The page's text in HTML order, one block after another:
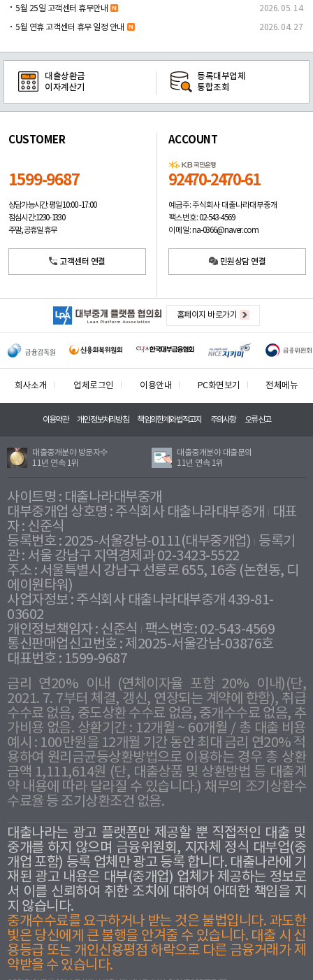
5월 25일 고객센터 휴무안내 2026. 05. 14
5월 연휴 고객센터 휴무 일정 안내 2026. 04. 27
대출상환금
이자계산기
등록대부업체
통합조회
CUSTOMER
1599-9687
상담가능시간: 평일10:00 -17:00
점심시간: 12:30 - 13:30
주말, 공휴일 휴무
고객센터 연결
ACCOUNT
92470-2470-61
예금주: 주식회사 대출나라대부중개
팩스번호: 02-543-4569
이메일: na-0366@naver.com
민원상담 연결
홈페이지 바로가기
회사소개 업체로그인 이용안내 PC화면보기 전체메뉴
이용약관 개인정보처리방침 책임의한계와법적고지 주의사항 오류신고
대출중개분야 방문자수
11년 연속 1위
대출중개분야 대출문의
11년 연속 1위
사이트명 : 대출나라대부중개
대부중개업 상호명 : 주식회사 대출나라대부중개
대표
자 : 신준식
등록번호 : 2025-서울강남-0111(대부중개업) 등록기
관 : 서울 강남구 지역경제과 02-3423-5522
주소 : 서울특별시 강남구 선릉로 655, 16층 (논현동, 디
에이원타워)
사업자정보 : 주식회사 대출나라대부중개 439-81-
03602
개인정보책임자 : 신준식
팩스번호: 02-543-4569
통신판매업신고번호 : 제2025-서울강남-03876호
대표번호 : 1599-9687
금리 연20% 이내 (연체이자율 포함 20% 이내)(단,
2021. 7. 7부터 체결, 갱신, 연장되는 계약에 한함), 취급
수수료 없음, 중도상환 수수료 없음, 중개수수료 없음, 추
가비용 없음. 상환기간 : 12개월 ~ 60개월 / 총 대출 비용
예시 : 100만원을 12개월 기간 동안 최대 금리 연20% 적
용하여 원리금균등상환방법으로 이용하는 경우 총 상환
금액 1,111,614원 (단, 대출상품 및 상환방법 등 대출계
약 내용에 따라 달라질 수 있습니다.) 채무의 조기상환수
수료율 등 조기상환조건 없음.
대출나라는 광고 플랫폼만 제공할 뿐 직접적인 대출 및
중개를 하지 않으며 금융위원회, 지자체 정식 대부업(중
개업 포함) 등록 업체만 광고 등록 합니다. 대출나라에 기
재된 광고 내용은 대부(중개업) 업체가 제공하는 정보로
서 이를 신뢰하여 취한 조치에 대하여 어떠한 책임을 지
지 않습니다.
중개수수료를 요구하거나 받는 것은 불법입니다. 과도한
빛은 당신에게 큰 불행을 안겨줄 수 있습니다. 대출 시 신
용등급 또는 개인신용평점 하락으로 다른 금융거래가 제
약받을 수 있습니다.